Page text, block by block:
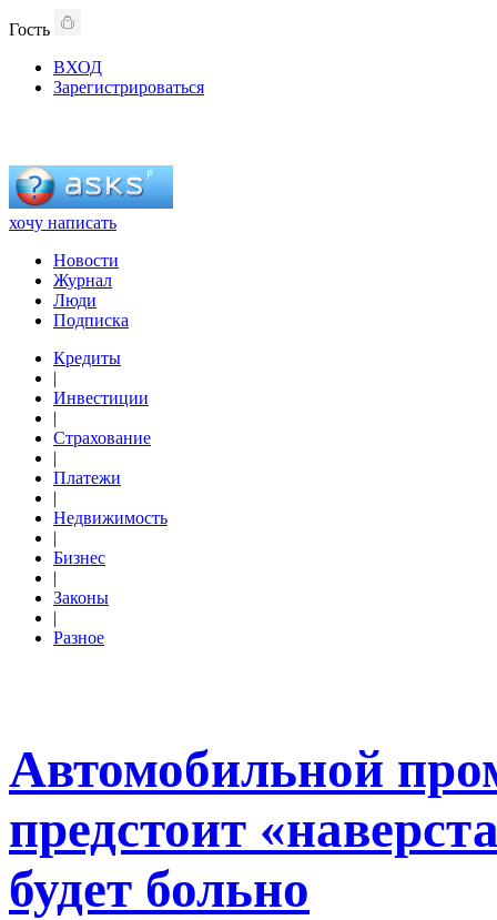
Гость
ВХОД
Зарегистрироваться
хочу написать
Новости
Журнал
Люди
Подписка
Кредиты
|
Инвестиции
|
Страхование
|
Платежи
|
Недвижимость
|
Бизнес
|
Законы
|
Разное
Автомобильной
предстоит
будет больно